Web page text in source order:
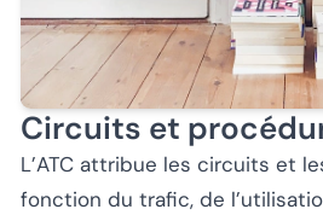
Circuits et
L’ATC attribue les circuits et
fonction du trafic, de